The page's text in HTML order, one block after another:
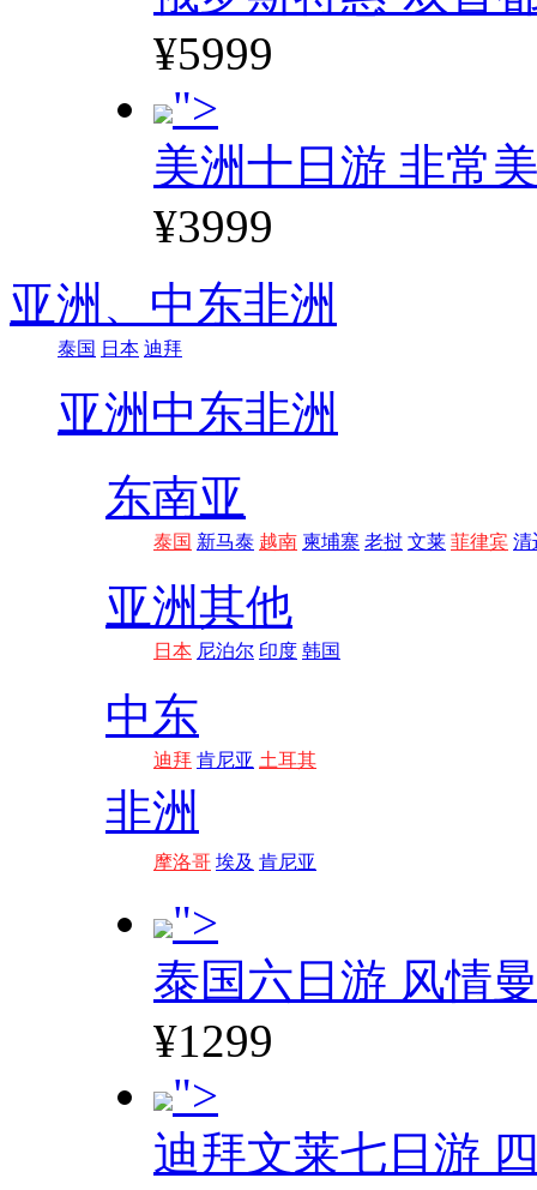
¥5999
">
美洲十日游 非常
¥3999
亚洲、 中东非洲
泰国 日本 迪拜
亚洲 中东非洲
东南亚
泰国 新马泰 越南 柬埔寨 老挝 文莱 菲律宾 清
亚洲其他
日本 尼泊尔 印度 韩国
中东
迪拜 肯尼亚 土耳其
非洲
摩洛哥 埃及 肯尼亚
">
泰国六日游 风情
¥1299
">
迪拜文莱七日游